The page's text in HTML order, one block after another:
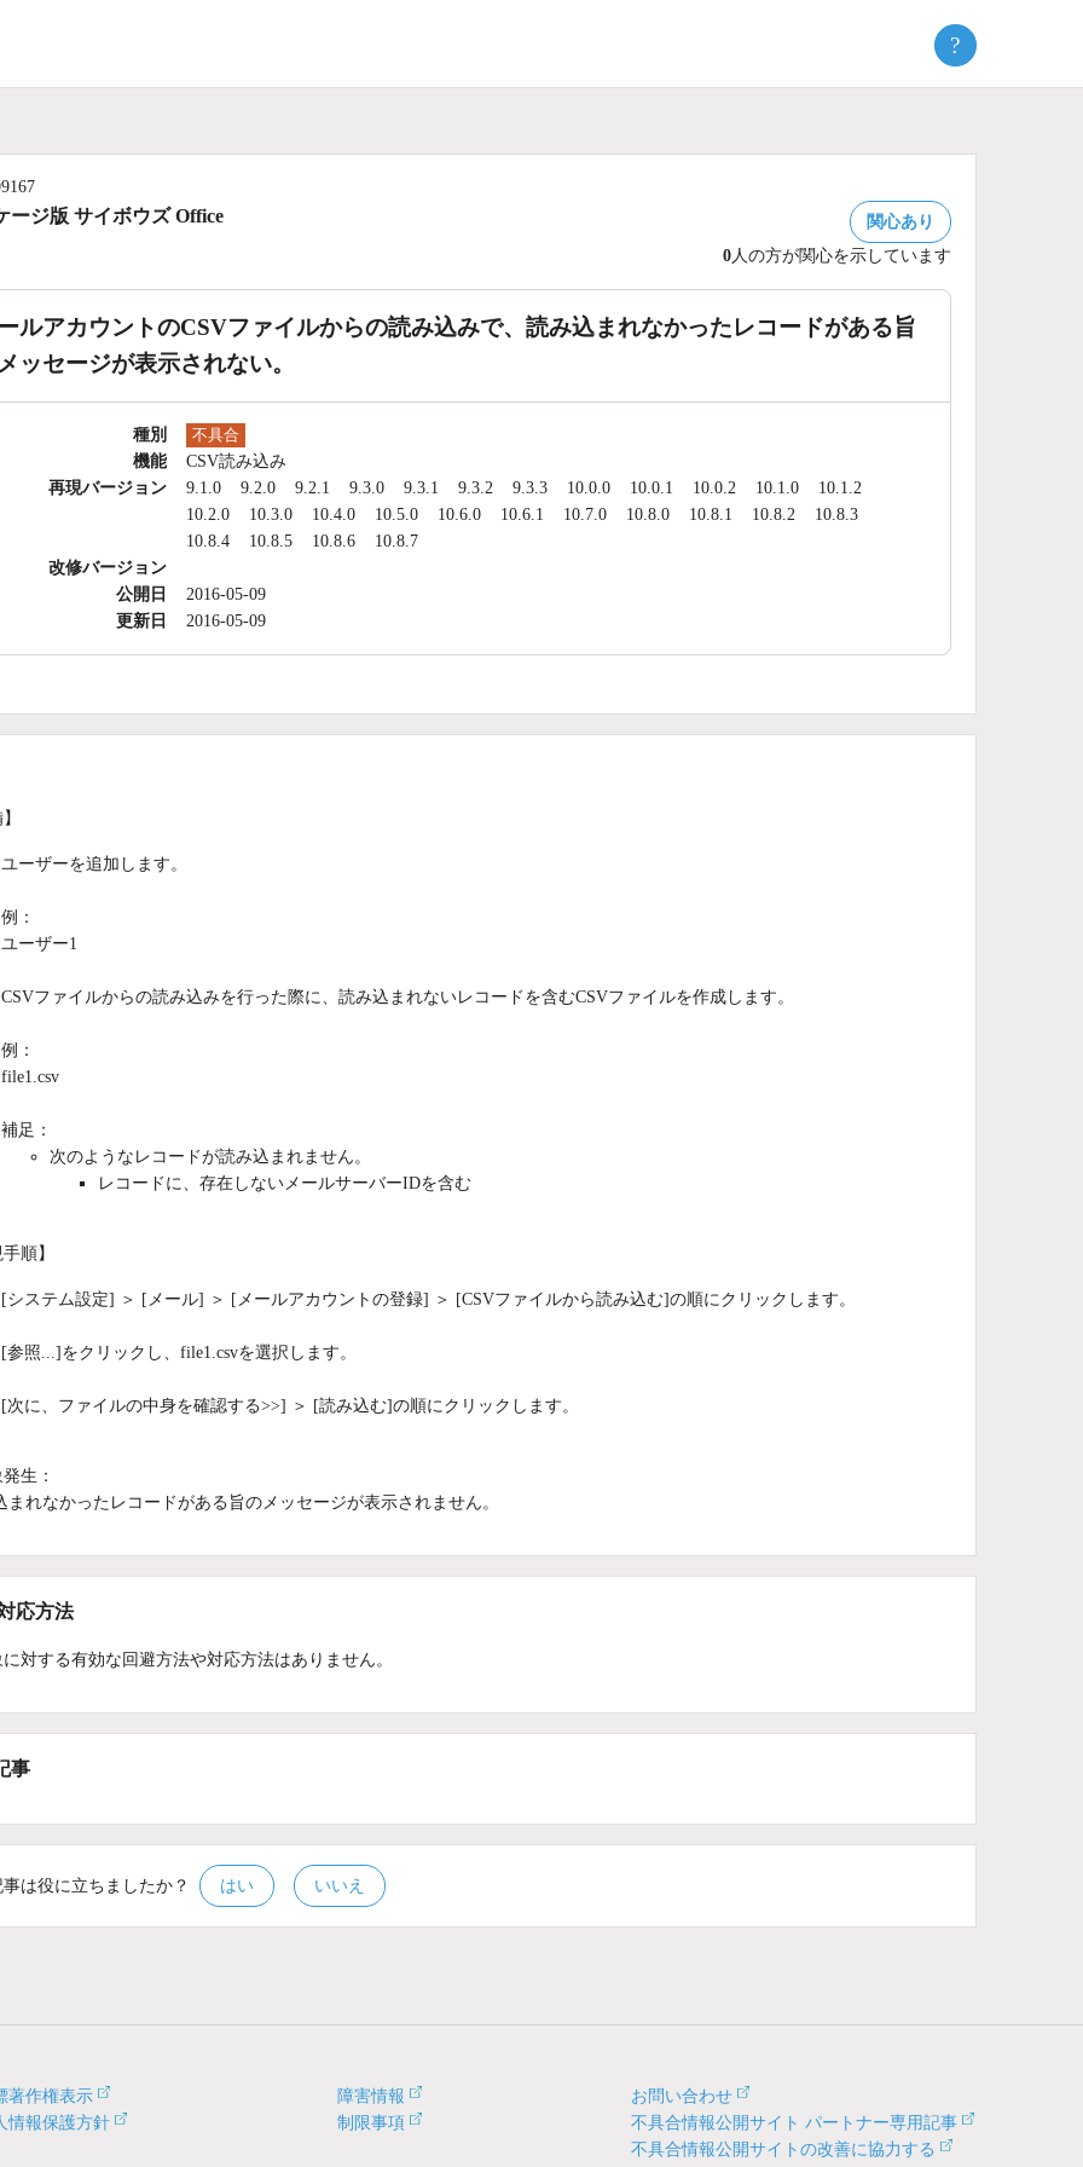
?
ージ版 サイボウズ Office
関心あり
0人の方が関心を示しています
ルアカウントのCSVファイルからの読み込みで、読み込まれなかったレコードがある旨
ッセージが表示されない。
種別 不具合
機能
CSV読み込み
再現バージョン
9.1.0 9.2.0 9.2.1 9.3.0 9.3.1 9.3.2 9.3.3 10.0.0 10.0.1 10.0.2 10.1.0
10.1.2
10.2.0
10.3.0 10.4.0 10.5.0 10.6.0 10.6.1 10.7.0 10.8.0 10.8.1 10.8.2
10.8.3
10.8.4
10.8.5 10.8.6
10.8.7
改修バージョン
公開日
2016-05-09
更新日
2016-05-09
ユーザーを追加します。
例：
ユーザー1
CSVファイルからの読み込みを行った際に、読み込まれないレコードを含むCSVファイルを作成します。
例：
file1.csv
補足：
次のようなレコードが読み込まれません。
レコードに、存在しないメールサーバーIDを含む
手順】
[システム設定] ＞ [メール] ＞ [メールアカウントの登録] ＞ [CSVファイルから読み込む]の順にクリックします。
[参照...]をクリックし、file1.csvを選択します。
[次に、ファイルの中身を確認する>>] ＞ [読み込む]の順にクリックします。
生：
まれなかったレコードがある旨のメッセージが表示されません。
応方法
対する有効な回避方法や対応方法はありません。
事
事は役に立ちましたか？ はい いいえ
著作権表示
情報保護方針
障害情報
制限事項
お問い合わせ
不具合情報公開サイト パートナー専用記事
不具合情報公開サイトの改善に協力する